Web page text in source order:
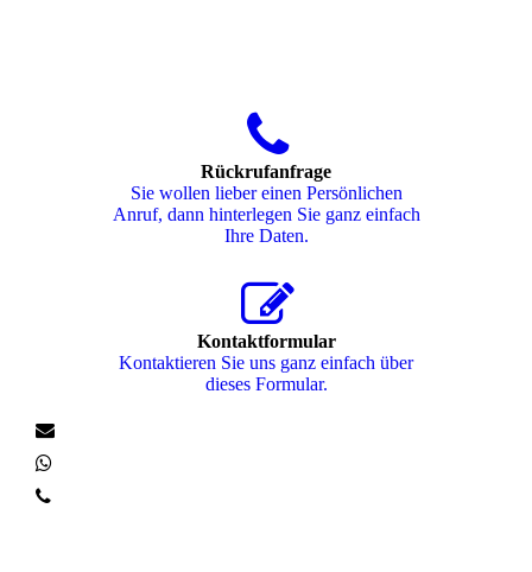
Rückrufanfrage
Sie wollen lieber einen Persönlichen
Anruf, dann hinterlegen Sie ganz einfach
Ihre Daten.
Kontaktformular
Kontaktieren Sie uns ganz einfach über
dieses Formular.